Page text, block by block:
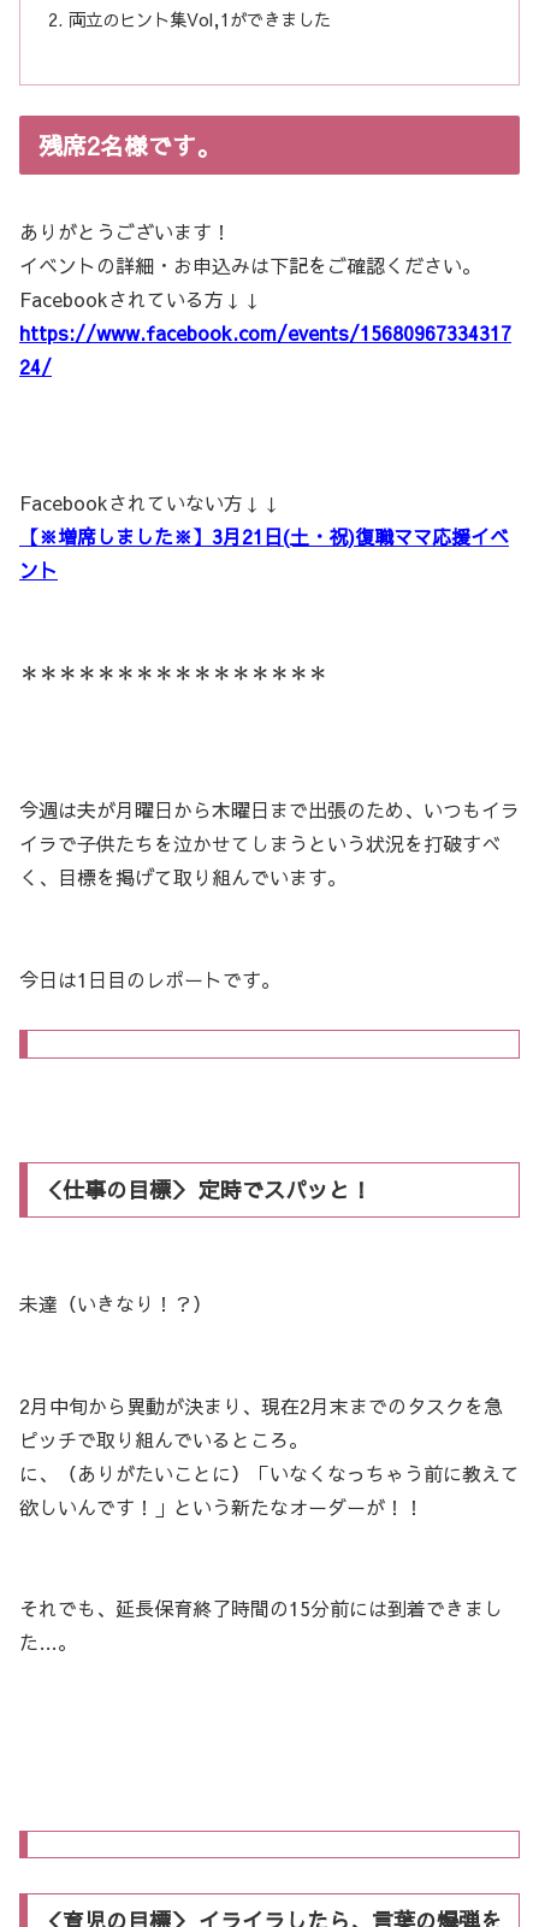
両立のヒント集Vol,1ができました
残席2名様です。
ありがとうございます！
イベントの詳細・お申込みは下記をご確認ください。
Facebookされている方↓↓
https://www.facebook.com/events/15680967334317
24/
Facebookされていない方↓↓
【※増席しました※】3月21日(土・祝)復職ママ応援イベ
ント
＊＊＊＊＊＊＊＊＊＊＊＊＊＊＊＊
今週は夫が月曜日から木曜日まで出張のため、いつもイラ
イラで子供たちを泣かせてしまうという状況を打破すべ
く、目標を掲げて取り組んでいます。
今日は1日目のレポートです。
＜仕事の目標＞ 定時でスパッと！
未達（いきなり！？）
2月中旬から異動が決まり、現在2月末までのタスクを急
ピッチで取り組んでいるところ。
に、（ありがたいことに）「いなくなっちゃう前に教えて
欲しいんです！」という新たなオーダーが！！
それでも、延長保育終了時間の15分前には到着できまし
た…。
＜育児の目標＞ イライラしたら、言葉の爆弾を